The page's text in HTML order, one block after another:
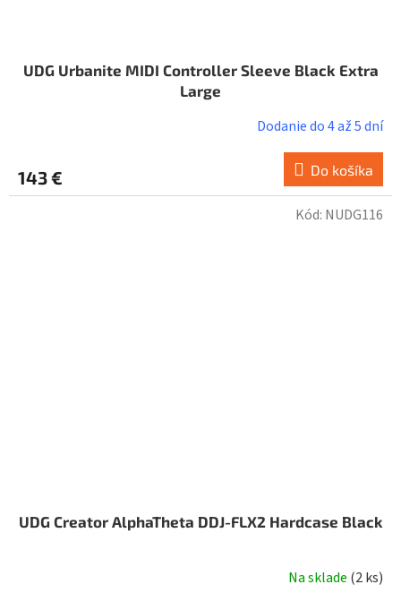
UDG Urbanite MIDI Controller Sleeve Black Extra
Large
Dodanie do 4 až 5 dní
143 € Do košíka
UDG Creator AlphaTheta DDJ-FLX2 Hardcase Black
Na sklade (2 ks)
Kód: NUDG116